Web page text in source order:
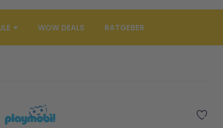
WOW DEALS RATGEBER
Zur